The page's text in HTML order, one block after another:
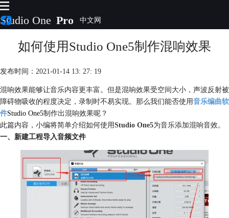
Studio One Pro
插件
视频教程
服务
购买
如何使用Studio One5制作混响效果
发布时间：2021-01-14 13: 27: 19
混响效果能够让音乐内容更丰富。但是混响效果受空间大小，声波反射被
障碍物吸收的程度决定，录制时不易实现。那么我们能否使用音乐编曲软
件Studio One5制作出混响效果呢？
此篇内容，小编将简单介绍如何使用Studio One5为音乐添加混响音效。
一、新建工程导入音频文件